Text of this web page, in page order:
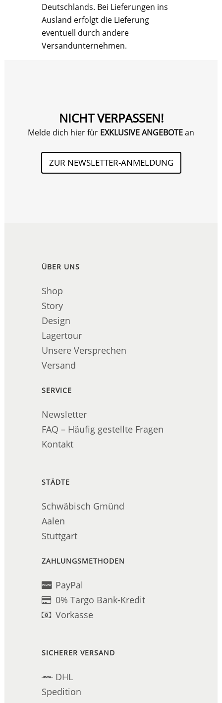
Deutschlands. Bei Lieferungen ins
Ausland erfolgt die Lieferung
eventuell durch andere
Versandunternehmen.
NICHT VERPASSEN!
Melde dich hier für EXKLUSIVE ANGEBOTEan
ZUR NEWSLETTER-ANMELDUNG
ÜBER UNS
Shop
Story
Design
Lagertour
Unsere Versprechen
Versand
SERVICE
Newsletter
FAQ – Häufig gestellte Fragen
Kontakt
STÄDTE
Schwäbisch Gmünd
Aalen
Stuttgart
ZAHLUNGSMETHODEN
PayPal
0% Targo Bank-Kredit
Vorkasse
SICHERER VERSAND
DHL
Spedition